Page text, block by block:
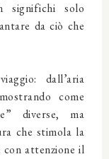
significhi solo
da ciò che
dall’aria
come
diverse, ma
che stimola la
con attenzione il